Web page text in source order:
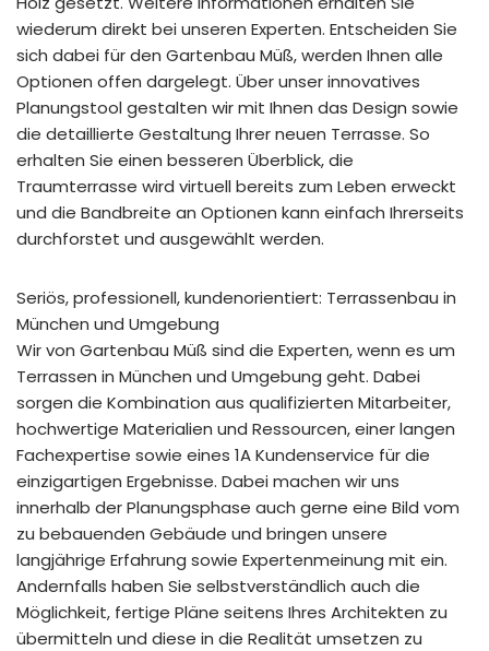
wiederum direkt bei unseren Experten. Entscheiden Sie
sich dabei für den Gartenbau Müß, werden Ihnen alle
Optionen offen dargelegt. Über unser innovatives
Planungstool gestalten wir mit Ihnen das Design sowie
die detaillierte Gestaltung Ihrer neuen Terrasse. So
erhalten Sie einen besseren Überblick, die
Traumterrasse wird virtuell bereits zum Leben erweckt
und die Bandbreite an Optionen kann einfach Ihrerseits
durchforstet und ausgewählt werden.
Seriös, professionell, kundenorientiert: Terrassenbau in
München und Umgebung
Wir von Gartenbau Müß sind die Experten, wenn es um
Terrassen in München und Umgebung geht. Dabei
sorgen die Kombination aus qualifizierten Mitarbeiter,
hochwertige Materialien und Ressourcen, einer langen
Fachexpertise sowie eines 1A Kundenservice für die
einzigartigen Ergebnisse. Dabei machen wir uns
innerhalb der Planungsphase auch gerne eine Bild vom
zu bebauenden Gebäude und bringen unsere
langjährige Erfahrung sowie Expertenmeinung mit ein.
Andernfalls haben Sie selbstverständlich auch die
Möglichkeit, fertige Pläne seitens Ihres Architekten zu
übermitteln und diese in die Realität umsetzen zu